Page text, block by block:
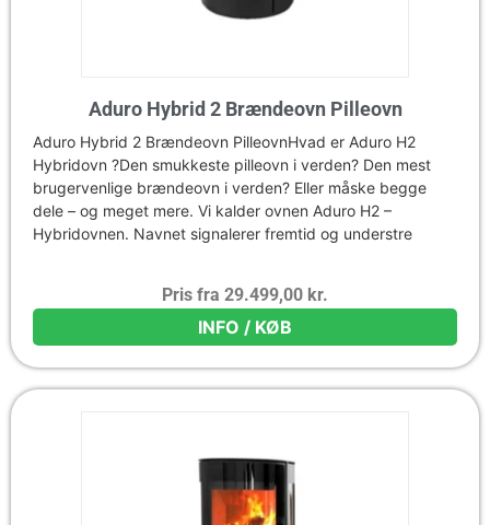
Aduro Hybrid 2 Brændeovn Pilleovn
Aduro Hybrid 2 Brændeovn PilleovnHvad er Aduro H2
Hybridovn ?Den smukkeste pilleovn i verden? Den mest
brugervenlige brændeovn i verden? Eller måske begge
dele – og meget mere. Vi kalder ovnen Aduro H2 –
Hybridovnen. Navnet signalerer fremtid og understre
Pris fra 29.499,00 kr.
INFO / KØB